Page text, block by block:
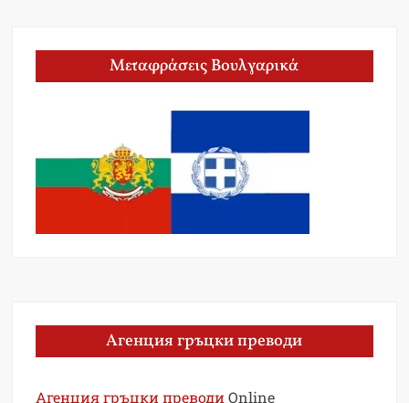
Μεταφράσεις Βουλγαρικά
Агенция гръцки преводи
Агенция гръцки преводи Online